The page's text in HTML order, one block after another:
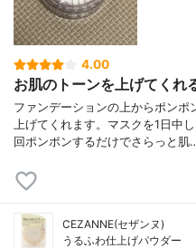
4.00
お肌のトーンを上げてくれ
ファンデーションの上からポン
上げてくれます。マスクを1日中
回ポンポンするだけでさらっと肌
CEZANNE(セザンヌ)
うるふわ仕上げパウダー